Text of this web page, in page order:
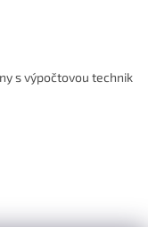
s výpočtovou technik